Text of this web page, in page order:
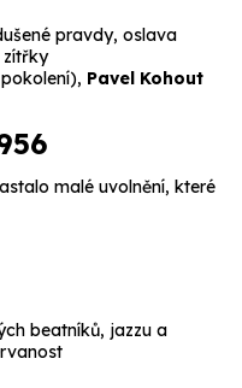
pravdy, oslava
zítřky
), Pavel Kohout
malé uvolnění, které
beatníků, jazzu a